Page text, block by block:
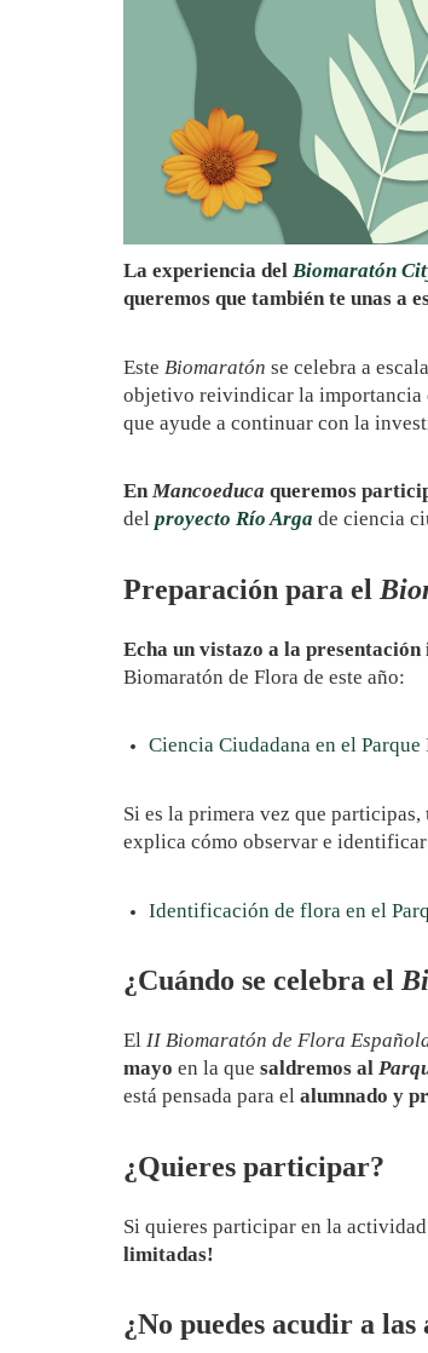
La experiencia del Biomaratón
queremos que también te unas a
Este Biomaratón se celebra a
objetivo reivindicar la importancia
que ayude a continuar con la
EnMancoeduca queremos
del proyecto Río Arga de ciencia
Preparación para el
Echa un vistazo a la
Biomaratón de Flora de este año:
Ciencia Ciudadana en el
Si es la primera vez que participas,
explica cómo observar e identificar
Identificación de flora en el
¿Cuándo se celebra el
El II Biomaratón de Flora
mayo en la que saldremos al
está pensada para el alumnado y
¿Quieres participar?
Si quieres participar en la
limitadas!
¿No puedes acudir a